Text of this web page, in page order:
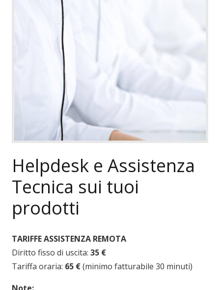
Helpdesk e Assistenza
Tecnica sui tuoi
prodotti
TARIFFE ASSISTENZA REMOTA
Diritto fisso di uscita: 35 €
Tariffa oraria: 65 €(minimo fatturabile 30 minuti)